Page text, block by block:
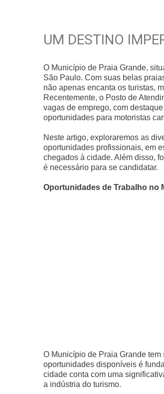
UM DESTINO
O Município de Praia Grande,
São Paulo. Com suas belas
não apenas encanta os turistas,
Recentemente, o Posto de
vagas de emprego, com
oportunidades para motoristas
Neste artigo, exploraremos as
oportunidades profissionais, em
chegados à cidade. Além disso,
é necessário para se candidatar.
Oportunidades de Trabalho no
O Município de Praia Grande
oportunidades disponíveis é
cidade conta com uma
a indústria do turismo.